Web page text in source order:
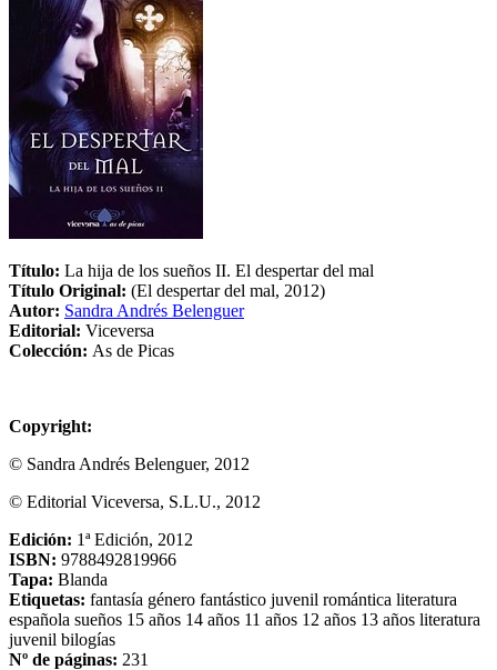
Título: La hija de los sueños II. El despertar del mal
Título Original: (El despertar del mal, 2012)
Autor: Sandra Andrés Belenguer
Editorial: Viceversa
Colección: As de Picas
Copyright:
© Sandra Andrés Belenguer, 2012
© Editorial Viceversa, S.L.U., 2012
Edición: 1ª Edición, 2012
ISBN: 9788492819966
Tapa: Blanda
Etiquetas: fantasía género fantástico juvenil romántica literatura
española sueños 15 años 14 años 11 años 12 años 13 años literatura
juvenil bilogías
Nº de páginas: 231